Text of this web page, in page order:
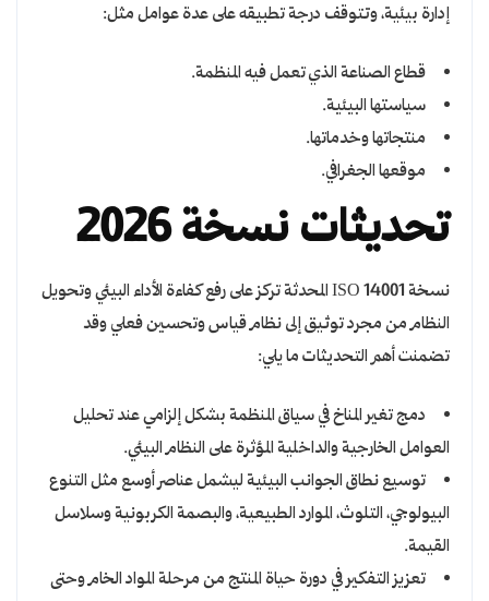
إدارة بيئية، وتتوقف درجة تطبيقه على عدة عوامل مثل:
قطاع الصناعة الذي تعمل فيه المنظمة.
سياستها البيئية.
منتجاتها وخدماتها.
موقعها الجغرافي.
تحديثات نسخة 2026
نسخة ISO 14001 المحدثة تركز على رفع كفاءة الأداء البيئي وتحويل
النظام من مجرد توثيق إلى نظام قياس وتحسين فعلي وقد
تضمنت أهم التحديثات ما يلي:
دمج تغير المناخ في سياق المنظمة بشكل إلزامي عند تحليل
العوامل الخارجية والداخلية المؤثرة على النظام البيئي.
توسيع نطاق الجوانب البيئية ليشمل عناصر أوسع مثل التنوع
البيولوجي، التلوث، الموارد الطبيعية، والبصمة الكربونية وسلاسل
القيمة.
تعزيز التفكير في دورة حياة المنتج من مرحلة المواد الخام وحتى